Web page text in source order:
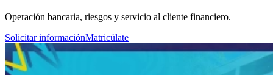
Operación bancaria, riesgos y servicio al cliente financiero.
Solicitar informaciónMatricúlate